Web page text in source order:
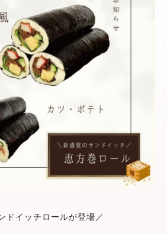
ドイッチロールが登場／